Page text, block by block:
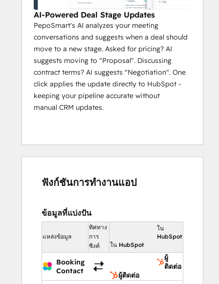
AI-Powered Deal Stage Updates
PepoSmart's AI analyzes your meeting
conversations and suggests when a deal should
move to a new stage. Asked for pricing? AI
suggests moving to "Proposal". Discussing
contract terms? AI suggests "Negotiation". One
click applies the update directly to HubSpot -
keeping your pipeline accurate without
manual CRM updates.
ฟังก์ชันการทำงานแอป
ข้อมูลที่แบ่งปัน
แหล่งข้อมูล
ทิศทาง
การ
ซิงค์
ใน
HubSpot
ใน HubSpot
Booking
Contact
ผู้
ติดต่อ
ผู้ติดต่อ